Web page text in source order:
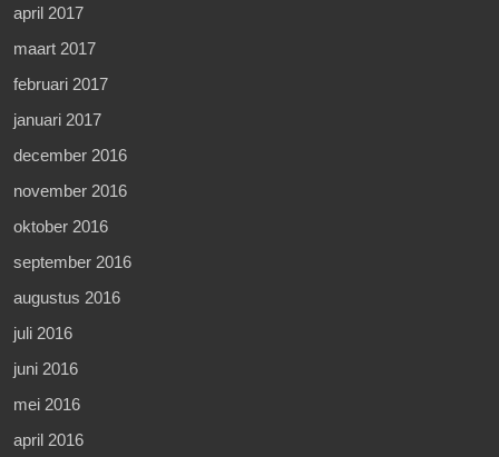
april 2017
maart 2017
februari 2017
januari 2017
december 2016
november 2016
oktober 2016
september 2016
augustus 2016
juli 2016
juni 2016
mei 2016
april 2016